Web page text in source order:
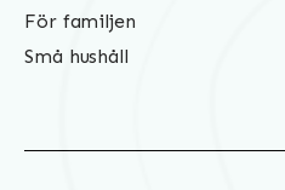
För familjen
Små hushåll